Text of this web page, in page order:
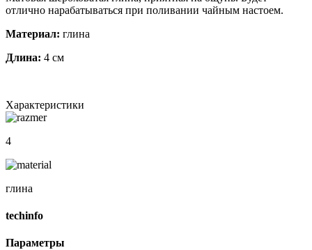
отлично нарабатываться при поливании чайным настоем.
Материал: глина
Длина: 4 см
Характеристики
4
глина
techinfo
Параметры